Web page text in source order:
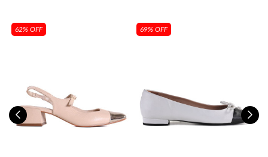
62% OFF 69% OFF